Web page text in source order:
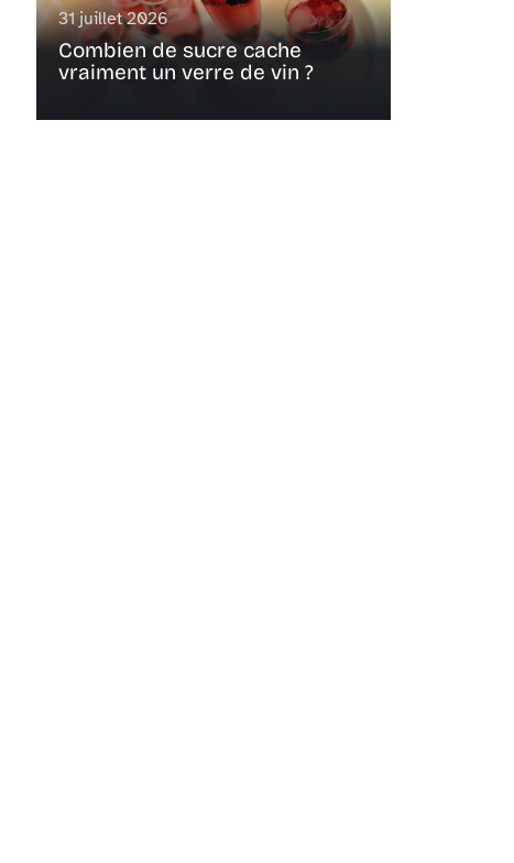
31 juillet 2026
Combien de sucre cache
vraiment un verre de vin ?